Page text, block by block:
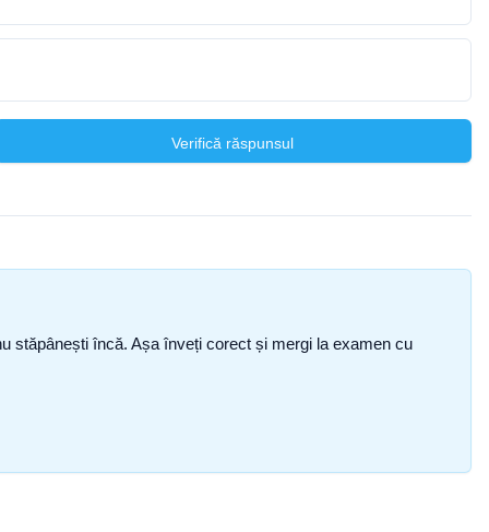
Verifică răspunsul
stăpânești încă. Așa înveți corect și mergi la examen cu